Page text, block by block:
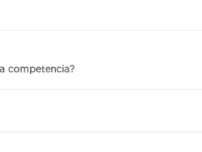
competencia?